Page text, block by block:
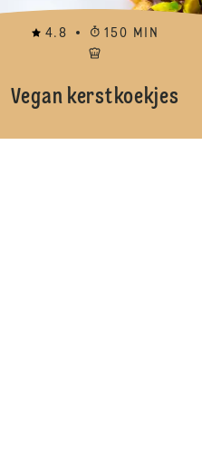
4.8 150 MIN
Vegan kerstkoekjes